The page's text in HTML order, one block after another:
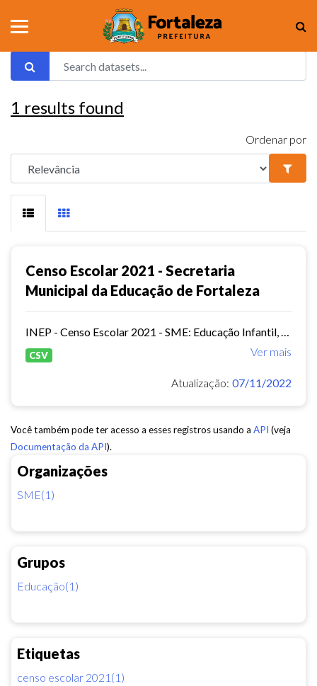
Organizações
SME(1)
Grupos
Educação(1)
Etiquetas
censo escolar 2021(1)
1 results found
Ordenar por
Censo Escolar 2021 - Secretaria
Municipal da Educação de Fortaleza
Ver mais
CSV
Atualização: 07/11/2022
Você também pode ter acesso a esses registros usando a API (veja
Documentação da API).